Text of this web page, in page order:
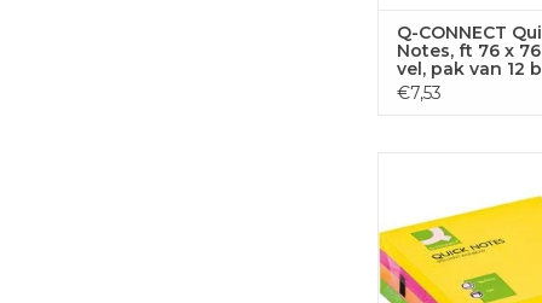
Q-CONNECT
Notes, ft 76 x
vel, pak van 12
in 4 neonkleuren
€7,53
TOEVOEGEN